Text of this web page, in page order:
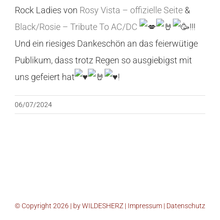
Rock Ladies von Rosy Vista – offizielle Seite &
Black/Rosie – Tribute To AC/DC
!!!
Und ein riesiges Dankeschön an das feierwütige
Publikum, dass trotz Regen so ausgiebigst mit
uns gefeiert hat
!
06/07/2024
© Copyright 2026 | by WILDESHERZ | Impressum| Datenschutz